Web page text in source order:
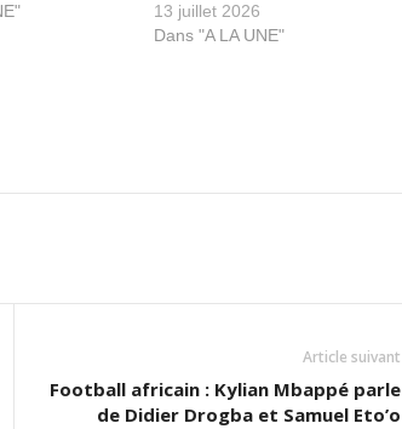
13 juillet 2026
Dans "A LA UNE"
Article suivant
Football africain : Kylian Mbappé parle
de Didier Drogba et Samuel Eto’o